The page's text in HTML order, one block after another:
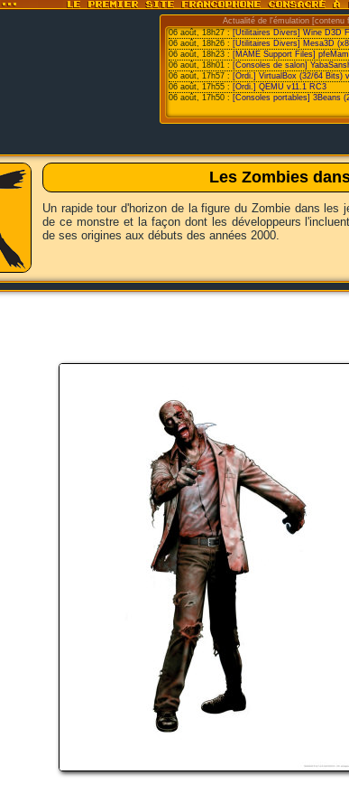
Actualité de l'émulation [contenu
06 août, 18h27 :[Utilitaires Divers] Wine D3D
06 août, 18h26 : [Utilitaires Divers] Mesa3D
06 août, 18h23 : [MAME Support Files]
06 août, 18h01 : [Consoles de salon]
06 août, 17h57 : [Ordi.] VirtualBox (32/64 Bits)
06 août, 17h55 : [Ordi.] QEMU v11.1 RC3
06 août, 17h50 : [Consoles portables] 3Beans
Les Zombies
Un rapide tour d'horizon de la figure du Zombie dans les
de ce monstre et la façon dont les développeurs
de ses origines aux débuts des années 2000.